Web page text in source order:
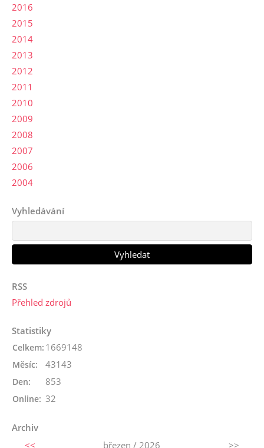
2016
2015
2014
2013
2012
2011
2010
2009
2008
2007
2006
2004
Vyhledávání
RSS
Přehled zdrojů
Statistiky
Online: 32
Celkem: 1669148
Měsíc: 43143
Den: 853
Archiv
<<
březen / 2026 >>